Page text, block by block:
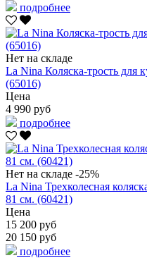
подробнее
Нет на складе
La Nina Коляска-трость для
(65016)
Цена
4 990 руб
подробнее
Нет на складе -25%
La Nina Трехколесная
81 см. (60421)
Цена
15 200 руб
20 150 руб
подробнее